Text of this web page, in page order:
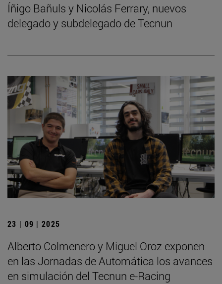
Íñigo Bañuls y Nicolás Ferrary, nuevos
delegado y subdelegado de Tecnun
23 | 09 | 2025
Alberto Colmenero y Miguel Oroz exponen
en las Jornadas de Automática los avances
en simulación del Tecnun e-Racing